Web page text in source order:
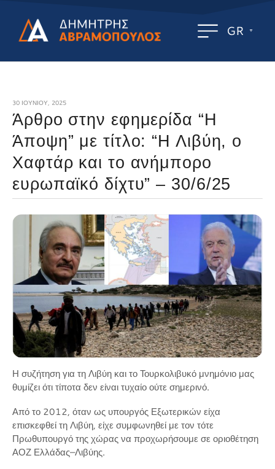
GR
30 ΙΟΥΝΊΟΥ, 2025
Άρθρο στην εφημερίδα “Η
Άποψη” με τίτλο: “Η Λιβύη, ο
Χαφτάρ και το ανήμπορο
ευρωπαϊκό δίχτυ” – 30/6/25
Η συζήτηση για τη Λιβύη και το Τουρκολιβυκό μνημόνιο μας
θυμίζει ότι τίποτα δεν είναι τυχαίο ούτε σημερινό.
Από το 2012, όταν ως υπουργός Εξωτερικών είχα
επισκεφθεί τη Λιβύη, είχε συμφωνηθεί με τον τότε
Πρωθυπουργό της χώρας να προχωρήσουμε σε οριοθέτηση
ΑΟΖ Ελλάδας–Λιβύης.